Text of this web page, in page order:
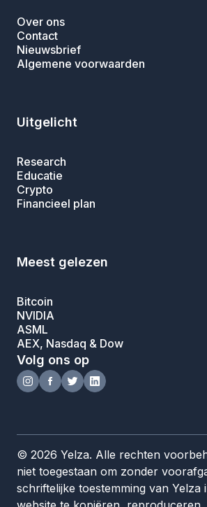
Over ons
Contact
Nieuwsbrief
Algemene voorwaarden
Uitgelicht
Research
Educatie
Crypto
Financieel plan
Meest gelezen
Bitcoin
NVIDIA
ASML
AEX, Nasdaq & Dow
Volg ons op
© 2026 Yelza. Alle rechten
niet toegestaan om zonder
schriftelijke toestemming van Yelza